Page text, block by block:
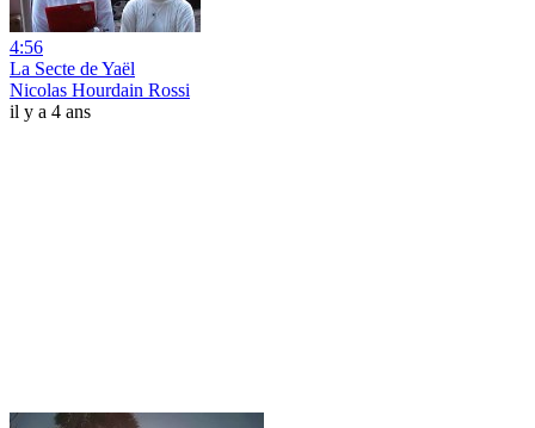
4:56
La Secte de Yaël
Nicolas Hourdain Rossi
il y a 4 ans